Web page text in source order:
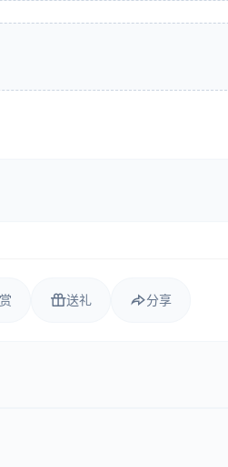
送礼 分享